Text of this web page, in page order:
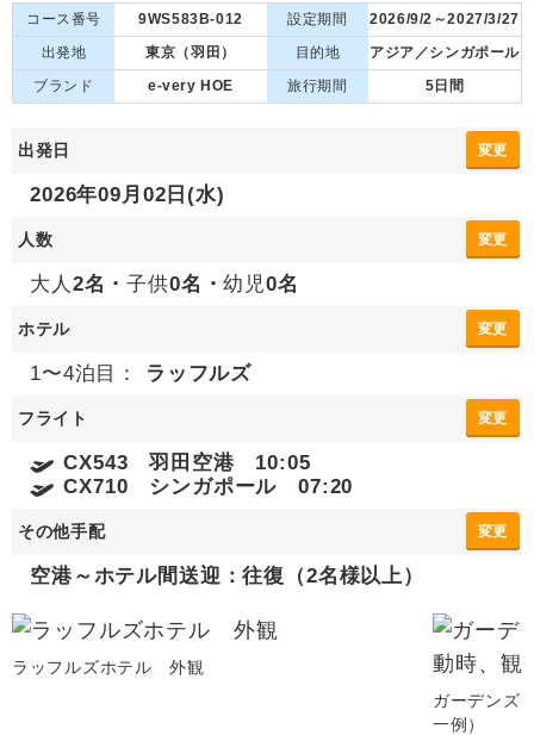
コース番号 9WS583B-012 設定期間
2026/9/2～2027/3/27
出発地
東京（羽田） 目的地
アジア／シンガポール
ブランド
e-very HOE 旅行期間 5日間
出発日 変更
2026年09月02日(水)
人数 変更
大人 2名・子供0名・幼児0名
ホテル 変更
1〜4泊目： ラッフルズ
フライト 変更
CX543 羽田空港 10:05
CX710 シンガポール 07:20
その他手配 変更
空港～ホテル間送迎：往復（2名様以上）
ラッフルズホテル 外観
ガーデンズ
一例）